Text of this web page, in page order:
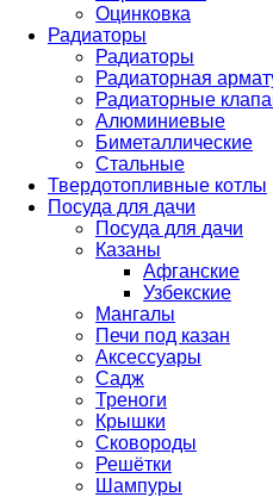
Оцинковка
Радиаторы
Радиаторы
Радиаторная
Радиаторные
Алюминиевые
Биметаллические
Стальные
Твердотопливные котлы
Посуда для дачи
Посуда для дачи
Казаны
Афганские
Узбекские
Мангалы
Печи под казан
Аксессуары
Садж
Треноги
Крышки
Сковороды
Решётки
Шампуры